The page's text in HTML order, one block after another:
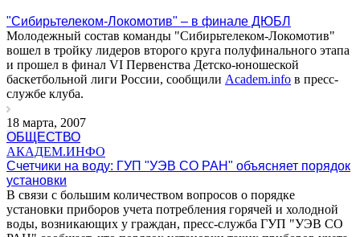
"Сибирьтелеком-Локомотив" – в финале ДЮБЛ
Молодежный состав команды "Сибирьтелеком-Локомотив"
вошел в тройку лидеров второго круга полуфинального этапа
и прошел в финал VI Первенства Детско-юношеской
баскетбольной лиги России, сообщили Academ.info в пресс-
службе клуба.
18 марта, 2007
ОБЩЕСТВО
АКАДЕМ.ИНФО
Счетчики на воду: ГУП "УЭВ СО РАН" объясняет порядок
установки
В связи с большим количеством вопросов о порядке
установки приборов учета потребления горячей и холодной
воды, возникающих у граждан, пресс-служба ГУП "УЭВ СО